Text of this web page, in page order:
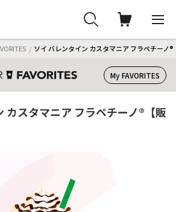
ソイ バレンタイン カスタマニア フラペチーノ
My FAVORITES
カスタマニア フラペチーノ®【販